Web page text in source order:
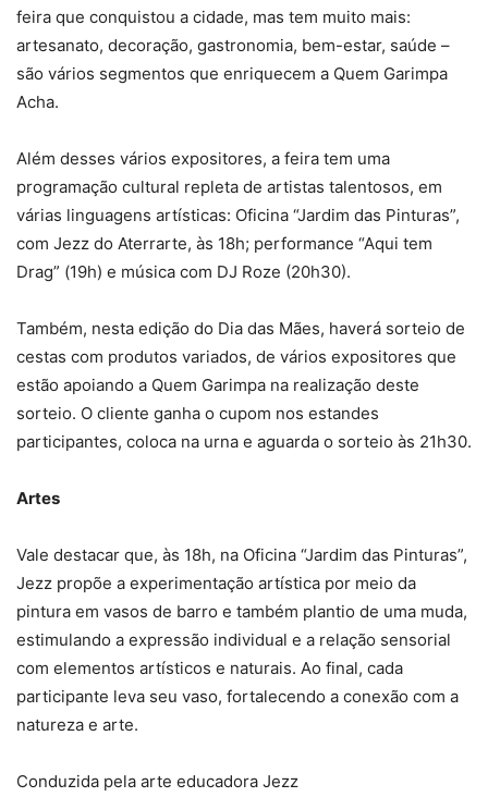
feira que conquistou a cidade, mas tem muito mais:
artesanato, decoração, gastronomia, bem-estar, saúde –
são vários segmentos que enriquecem a Quem Garimpa
Acha.
Além desses vários expositores, a feira tem uma
programação cultural repleta de artistas talentosos, em
várias linguagens artísticas: Oficina “Jardim das Pinturas”,
com Jezz do Aterrarte, às 18h; performance “Aqui tem
Drag” (19h) e música com DJ Roze (20h30).
Também, nesta edição do Dia das Mães, haverá sorteio de
cestas com produtos variados, de vários expositores que
estão apoiando a Quem Garimpa na realização deste
sorteio. O cliente ganha o cupom nos estandes
participantes, coloca na urna e aguarda o sorteio às 21h30.
Artes
Vale destacar que, às 18h, na Oficina “Jardim das Pinturas”,
Jezz propõe a experimentação artística por meio da
pintura em vasos de barro e também plantio de uma muda,
estimulando a expressão individual e a relação sensorial
com elementos artísticos e naturais. Ao final, cada
participante leva seu vaso, fortalecendo a conexão com a
natureza e arte.
Conduzida pela arte educadora Jezz